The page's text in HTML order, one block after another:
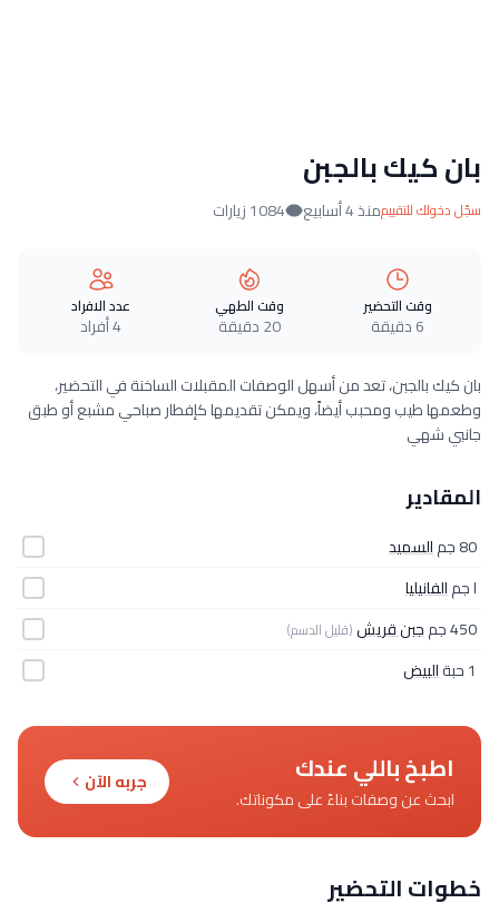
بان كيك بالجبن
سجّل دخولك للتقييممنذ 4 أسابيع 1084 زيارات
وقت التحضير
6 دقيقة
وقت الطهي
20 دقيقة
عدد الافراد
4 أفراد
بان كيك بالجبن، تعد من أسهل الوصفات المقبلات الساخنة في التحضير،
وطعمها طيب ومحبب أيضاً، ويمكن تقديمها كإفطار صباحي مشبع أو طبق
جانبي شهي
المقادير
80 جم
السميد
ا جمالفانيليا
450 جم
جبن قريش(قليل الدسم)
1 حبة البيض
اطبخ باللي عندك
ابحث عن وصفات بناءً على مكوناتك.
جربه الآن
خطوات التحضير